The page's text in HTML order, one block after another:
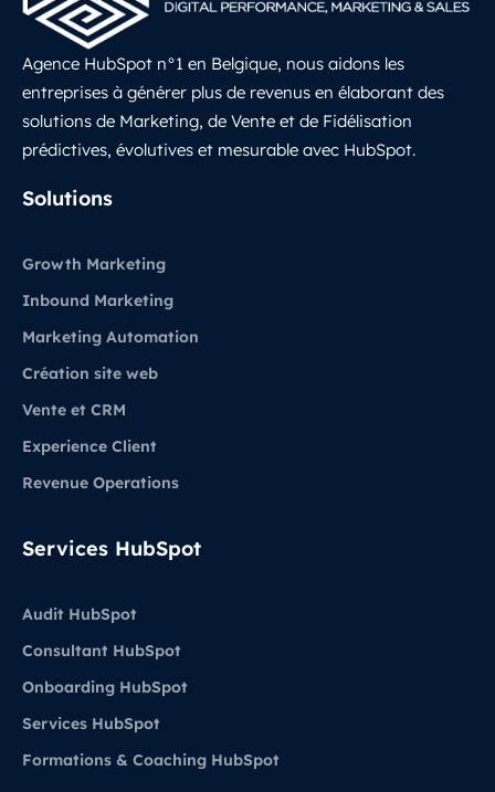
Agence HubSpot n°1 en Belgique, nous aidons les
entreprises à générer plus de revenus en élaborant des
solutions de Marketing, de Vente et de Fidélisation
prédictives, évolutives et mesurable avec HubSpot.
Solutions
Growth Marketing
Inbound Marketing
Marketing Automation
Création site web
Vente et CRM
Experience Client
Revenue Operations
Services HubSpot
Audit HubSpot
Consultant HubSpot
Onboarding HubSpot
Services HubSpot
Formations & Coaching HubSpot